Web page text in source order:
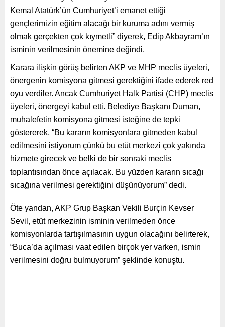
Kemal Atatürk’ün Cumhuriyet’i emanet ettiği
gençlerimizin eğitim alacağı bir kuruma adını vermiş
olmak gerçekten çok kıymetli” diyerek, Edip Akbayram’ın
isminin verilmesinin önemine değindi.
Karara ilişkin görüş belirten AKP ve MHP meclis üyeleri,
önergenin komisyona gitmesi gerektiğini ifade ederek red
oyu verdiler. Ancak Cumhuriyet Halk Partisi (CHP) meclis
üyeleri, önergeyi kabul etti. Belediye Başkanı Duman,
muhalefetin komisyona gitmesi isteğine de tepki
göstererek, “Bu kararın komisyonlara gitmeden kabul
edilmesini istiyorum çünkü bu etüt merkezi çok yakında
hizmete girecek ve belki de bir sonraki meclis
toplantısından önce açılacak. Bu yüzden kararın sıcağı
sıcağına verilmesi gerektiğini düşünüyorum” dedi.
Öte yandan, AKP Grup Başkan Vekili Burçin Kevser
Sevil, etüt merkezinin isminin verilmeden önce
komisyonlarda tartışılmasının uygun olacağını belirterek,
“Buca’da açılması vaat edilen birçok yer varken, ismin
verilmesini doğru bulmuyorum” şeklinde konuştu.